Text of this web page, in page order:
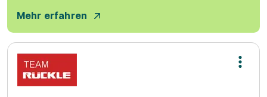
Mehr erfahren